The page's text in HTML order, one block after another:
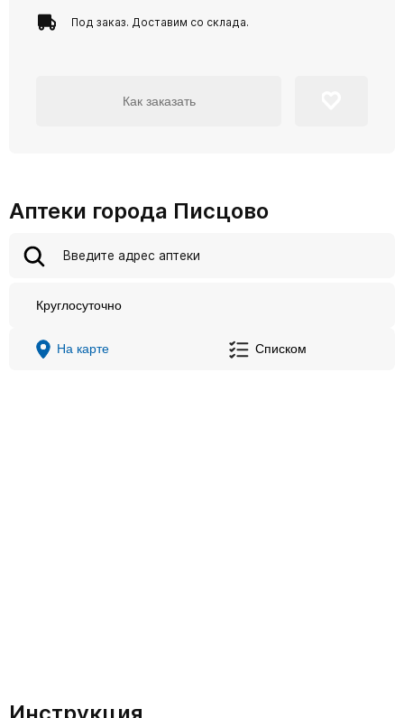
Под заказ. Доставим со склада.
Как заказать
Аптеки города Писцово
Круглосуточно
На карте Списком